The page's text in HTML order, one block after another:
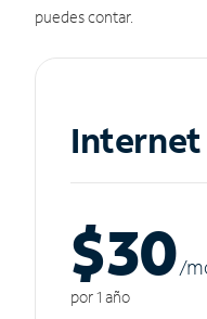
puedes contar.
Internet
$30/m
por 1 año